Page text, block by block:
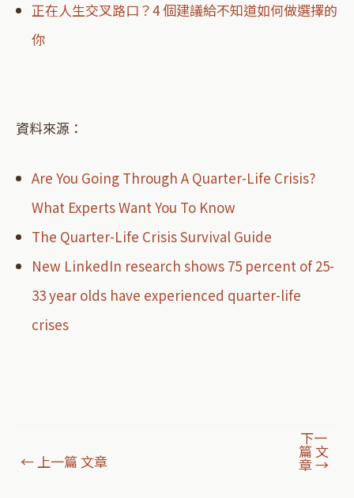
正在人生交叉路口？4 個建議給不知道如何做選擇的
你
資料來源：
Are You Going Through A Quarter-Life Crisis?
What Experts Want You To Know
The Quarter-Life Crisis Survival Guide
New LinkedIn research shows 75 percent of 25-
33 year olds have experienced quarter-life
crises
←上一篇 文章
下一
篇 文
章→